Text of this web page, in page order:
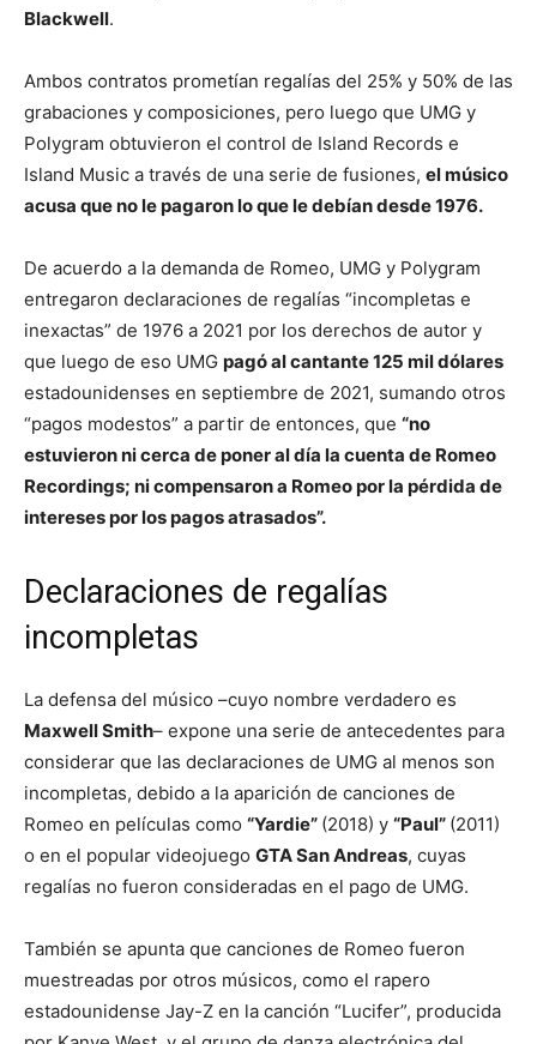
Blackwell.
Ambos contratos prometían regalías del 25% y 50% de las
grabaciones y composiciones, pero luego que UMG y
Polygram obtuvieron el control de Island Records e
Island Music a través de una serie de fusiones, el músico
acusa que no le pagaron lo que le debían desde 1976.
De acuerdo a la demanda de Romeo, UMG y Polygram
entregaron declaraciones de regalías “incompletas e
inexactas” de 1976 a 2021 por los derechos de autor y
que luego de eso UMG pagó al cantante 125 mil dólares
estadounidenses en septiembre de 2021, sumando otros
“pagos modestos” a partir de entonces, que “no
estuvieron ni cerca de poner al día la cuenta de Romeo
Recordings; ni compensaron a Romeo por la pérdida de
intereses por los pagos atrasados”.
Declaraciones de regalías
incompletas
La defensa del músico –cuyo nombre verdadero es
Maxwell Smith– expone una serie de antecedentes para
considerar que las declaraciones de UMG al menos son
incompletas, debido a la aparición de canciones de
Romeo en películas como “Yardie” (2018) y “Paul” (2011)
o en el popular videojuego GTA San Andreas, cuyas
regalías no fueron consideradas en el pago de UMG.
También se apunta que canciones de Romeo fueron
muestreadas por otros músicos, como el rapero
estadounidense Jay-Z en la canción “Lucifer”, producida